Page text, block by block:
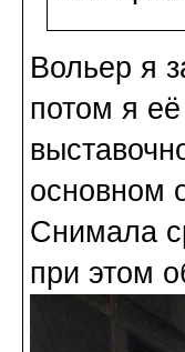
Вольер я
потом я
основном
Снимала
при этом